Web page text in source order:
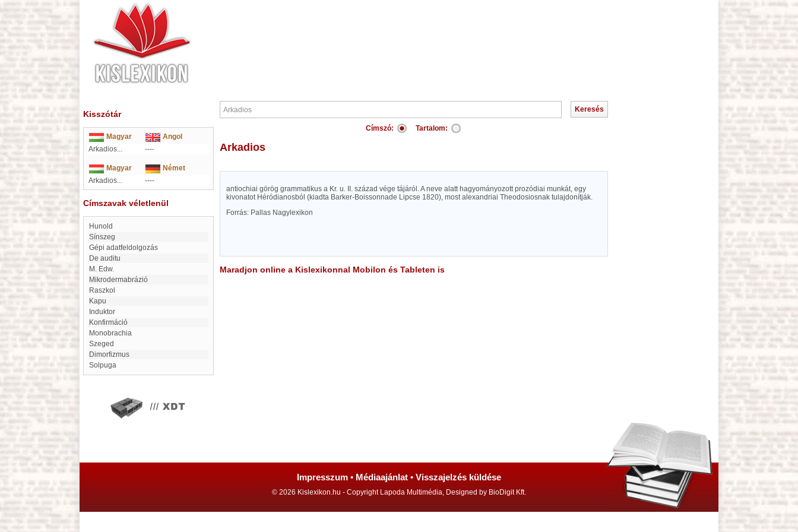
Kisszótár
Magyar
Angol
Arkadios...
----
Magyar
Német
Arkadios...
----
Címszavak véletlenül
Hunold
Sínszeg
gépi adatfeldolgozás
de auditu
M. Edw.
mikrodermabrázió
Raszkol
Kapu
Induktor
konfirmáció
Monobrachia
Szeged
Dimorfizmus
Solpuga
Címszó: Tartalom:
Arkadios
antiochiai görög grammatikus a Kr. u. II. század vége tájáról. A neve alatt hagyományozott prozódiai munkát, egy
kivonatot Héródianosból (kiadta Barker-Boissonnade Lipcse 1820), most alexandriai Theodosiosnak tulajdonítják.
Forrás: Pallas Nagylexikon
Maradjon online a Kislexikonnal Mobilon és Tableten is
Impresszum • Médiaajánlat • Visszajelzés küldése
© 2026 Kislexikon.hu - Copyright Lapoda Multimédia, Designed by BioDigit Kft.